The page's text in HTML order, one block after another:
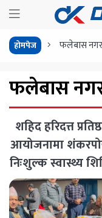
होमपेज फलेबास
फलेबास
शहिद हरिदत्त
आयोजनामा
निःशुल्क स्वास्थ्य